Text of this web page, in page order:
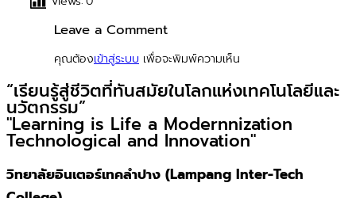
Leave a Comment
คุณต้องเข้าสู่ระบบ เพื่อจะพิมพ์ความเห็น
“เรียนรู้สู่ชีวิตที่ทันสมัยในโลกแห่งเทคโนโลยีและ
นวัตกรรม”
"Learning is Life a Modernnization
Technological and Innovation"
วิทยาลัยอินเตอร์เทคลำปาง (Lampang Inter-Tech